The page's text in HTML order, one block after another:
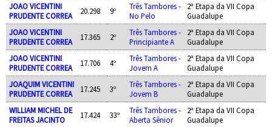
JOAO VICENTINI
PRUDENTE CORREA
20.298 9º
Três Tambores -
No Pelo
2ª Etapa da VII Copa
Guadalupe
JOAO VICENTINI
PRUDENTE CORREA
17.365 2º
Três Tambores -
Principiante A
2ª Etapa da VII Copa
Guadalupe
JOAO VICENTINI
PRUDENTE CORREA
17.706 4º
Três Tambores -
Jovem A
2ª Etapa da VII Copa
Guadalupe
JOAQUIM VICENTINI
PRUDENTE CORREA
17.245 3º
Três Tambores -
Jovem B
2ª Etapa da VII Copa
Guadalupe
WILLIAM MICHEL DE
FREITAS JACINTO
17.424 33º
Três Tambores -
Aberta Sênior
2ª Etapa da VII Copa
Guadalupe